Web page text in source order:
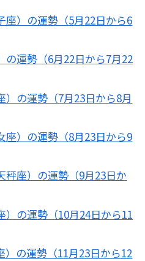
座）の運勢（5月22日から6
の運勢（6月22日から7月22
）の運勢（7月23日から8月
座）の運勢（8月23日から9
秤座）の運勢（9月23日か
）の運勢（10月24日から11
）の運勢（11月23日から12